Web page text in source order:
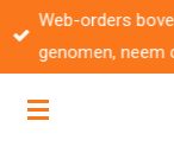
Ga
direct
de
Web-orders
genomen, neem